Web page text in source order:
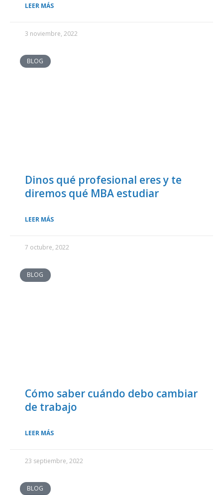
LEER MÁS
3 noviembre, 2022
BLOG
Dinos qué profesional eres y te
diremos qué MBA estudiar
LEER MÁS
7 octubre, 2022
BLOG
Cómo saber cuándo debo cambiar
de trabajo
LEER MÁS
23 septiembre, 2022
BLOG